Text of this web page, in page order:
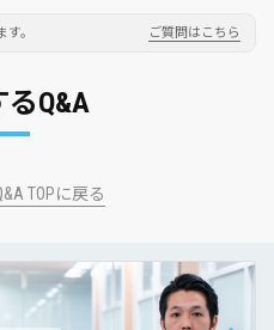
。 ご質問はこちら
るQ&A
TOPに戻る